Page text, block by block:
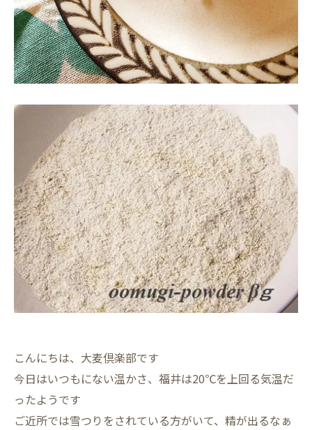
こんにちは、大麦倶楽部です
今日はいつもにない温かさ、福井は20℃を上回る気温だ
ったようです
ご近所では雪つりをされている方がいて、精が出るなぁ